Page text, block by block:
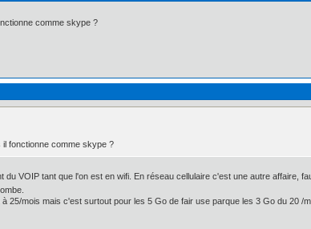
comme skype ?
il fonctionne comme skype ?
du VOIP tant que l'on est en wifi. En réseau cellulaire c'est une autre affaire,
25/mois mais c'est surtout pour les 5 Go de fair use parque les 3 Go du 20